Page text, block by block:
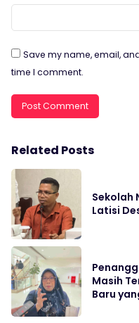
Save my name, email,
time I comment.
Related Posts
Sekolah
Latisi
Masih
Baru